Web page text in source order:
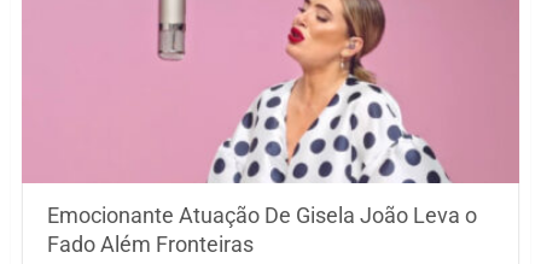
Emocionante Atuação De Gisela João Leva o
Fado Além Fronteiras